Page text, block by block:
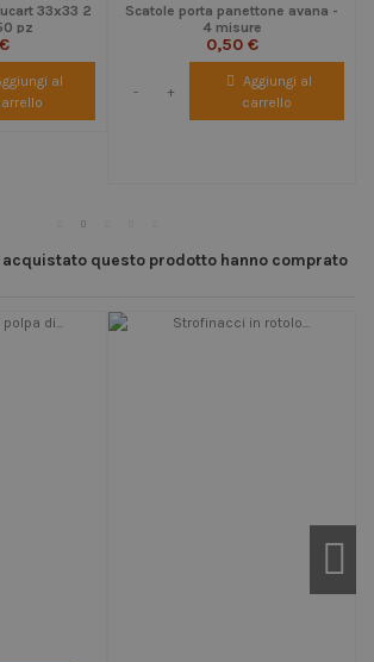
33x33 2
pz
al
Scatole porta panettone avana -
4 misure
0,50 €
- +
Aggiungi al
carrello
acquistato questo prodotto hanno comprato